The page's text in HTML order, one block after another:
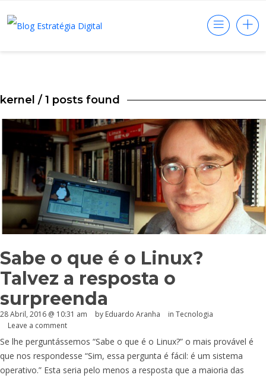
kernel / 1 posts found
Sabe o que é o Linux?
Talvez a resposta o
surpreenda
28 Abril, 2016 @ 10:31 am by Eduardo Aranha in Tecnologia
Leave a comment
Se lhe perguntássemos “Sabe o que é o Linux?” o mais provável é
que nos respondesse “Sim, essa pergunta é fácil: é um sistema
operativo.” Esta seria pelo menos a resposta que a maioria das